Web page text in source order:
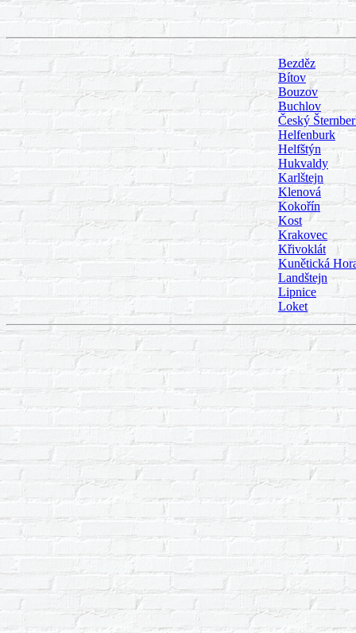
Bezděz
Bítov
Bouzov
Buchlov
Český
Helfenburk
Helfštýn
Hukvaldy
Karlštejn
Klenová
Kokořín
Kost
Krakovec
Křivoklát
Kunětická
Landštejn
Lipnice
Loket